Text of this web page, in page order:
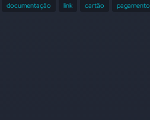
documentação link cartão pagamento